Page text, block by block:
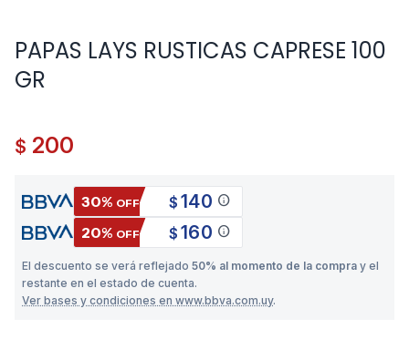
PAPAS LAYS RUSTICAS CAPRESE 100
GR
$ 200
30% OFF $ 140 info
20% OFF $ 160 info
El descuento se verá reflejado 50% al momento de la compra y el
restante en el estado de cuenta.
Ver bases y condiciones en www.bbva.com.uy.